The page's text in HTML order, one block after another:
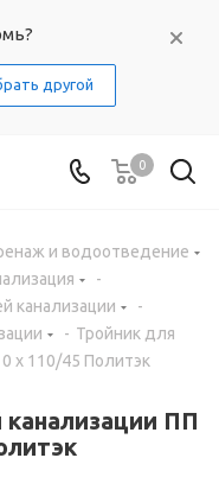
другой
0
и водоотведение
-
канализации
-
- Тройник для
х 110/45 Политэк
канализации ПП